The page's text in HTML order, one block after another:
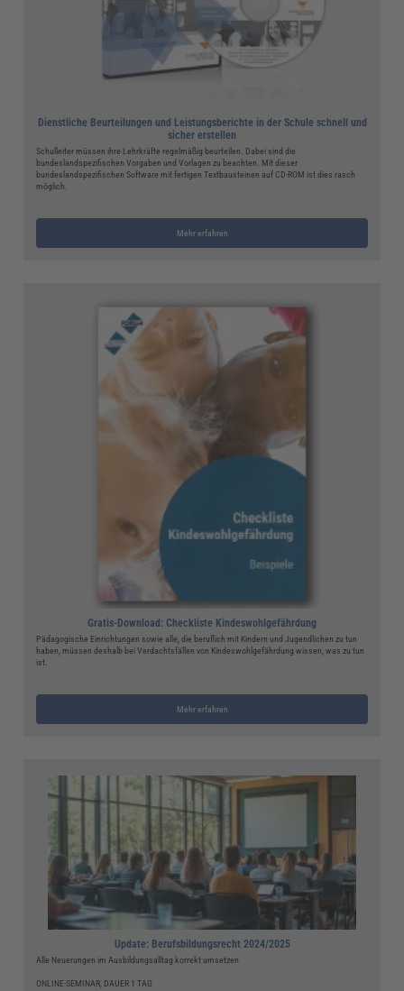
Dienstliche Beurteilungen und Leistungsberichte in der Schule schnell und
sicher erstellen
Schulleiter müssen ihre Lehrkräfte regelmäßig beurteilen. Dabei sind die
bundeslandspezifischen Vorgaben und Vorlagen zu beachten. Mit dieser
bundeslandspezifischen Software mit fertigen Textbausteinen auf CD-ROM ist dies rasch
möglich.
Mehr erfahren
Gratis-Download: Checkliste Kindeswohlgefährdung
Pädagogische Einrichtungen sowie alle, die beruflich mit Kindern und Jugendlichen zu tun
haben, müssen deshalb bei Verdachtsfällen von Kindeswohlgefährdung wissen, was zu tun
ist.
Mehr erfahren
Update: Berufsbildungsrecht 2024/2025
Alle Neuerungen im Ausbildungsalltag korrekt umsetzen
ONLINE-SEMINAR, DAUER 1 TAG